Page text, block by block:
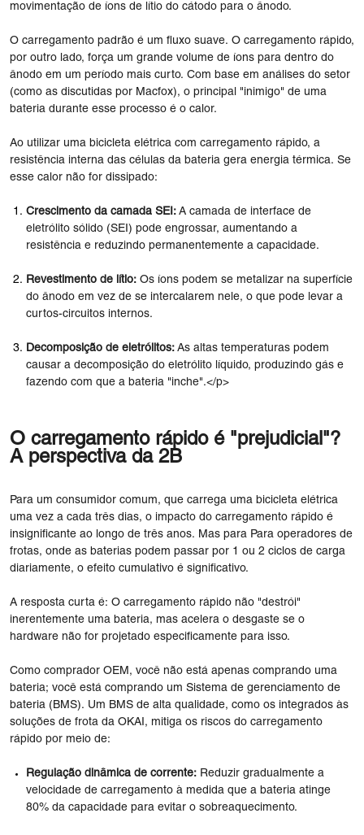
movimentação de íons de lítio do cátodo para o ânodo.
O carregamento padrão é um fluxo suave. O carregamento rápido,
por outro lado, força um grande volume de íons para dentro do
ânodo em um período mais curto. Com base em análises do setor
(como as discutidas por Macfox), o principal "inimigo" de uma
bateria durante esse processo é o calor.
Ao utilizar uma bicicleta elétrica com carregamento rápido, a
resistência interna das células da bateria gera energia térmica. Se
esse calor não for dissipado:
Crescimento da camada SEI: A camada de interface de
eletrólito sólido (SEI) pode engrossar, aumentando a
resistência e reduzindo permanentemente a capacidade.
Revestimento de lítio: Os íons podem se metalizar na superfície
do ânodo em vez de se intercalarem nele, o que pode levar a
curtos-circuitos internos.
Decomposição de eletrólitos: As altas temperaturas podem
causar a decomposição do eletrólito líquido, produzindo gás e
fazendo com que a bateria "inche".</p>
O carregamento rápido é "prejudicial"?
A perspectiva da 2B
Para um consumidor comum, que carrega uma bicicleta elétrica
uma vez a cada três dias, o impacto do carregamento rápido é
insignificante ao longo de três anos. Mas para Para operadores de
frotas, onde as baterias podem passar por 1 ou 2 ciclos de carga
diariamente, o efeito cumulativo é significativo.
A resposta curta é: O carregamento rápido não "destrói"
inerentemente uma bateria, mas acelera o desgaste se o
hardware não for projetado especificamente para isso.
Como comprador OEM, você não está apenas comprando uma
bateria; você está comprando um Sistema de gerenciamento de
bateria (BMS). Um BMS de alta qualidade, como os integrados às
soluções de frota da OKAI, mitiga os riscos do carregamento
rápido por meio de:
Regulação dinâmica de corrente: Reduzir gradualmente a
velocidade de carregamento à medida que a bateria atinge
80% da capacidade para evitar o sobreaquecimento.